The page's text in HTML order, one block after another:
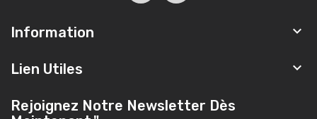
Information 
Lien Utiles 
Rejoignez Notre Newsletter Dès